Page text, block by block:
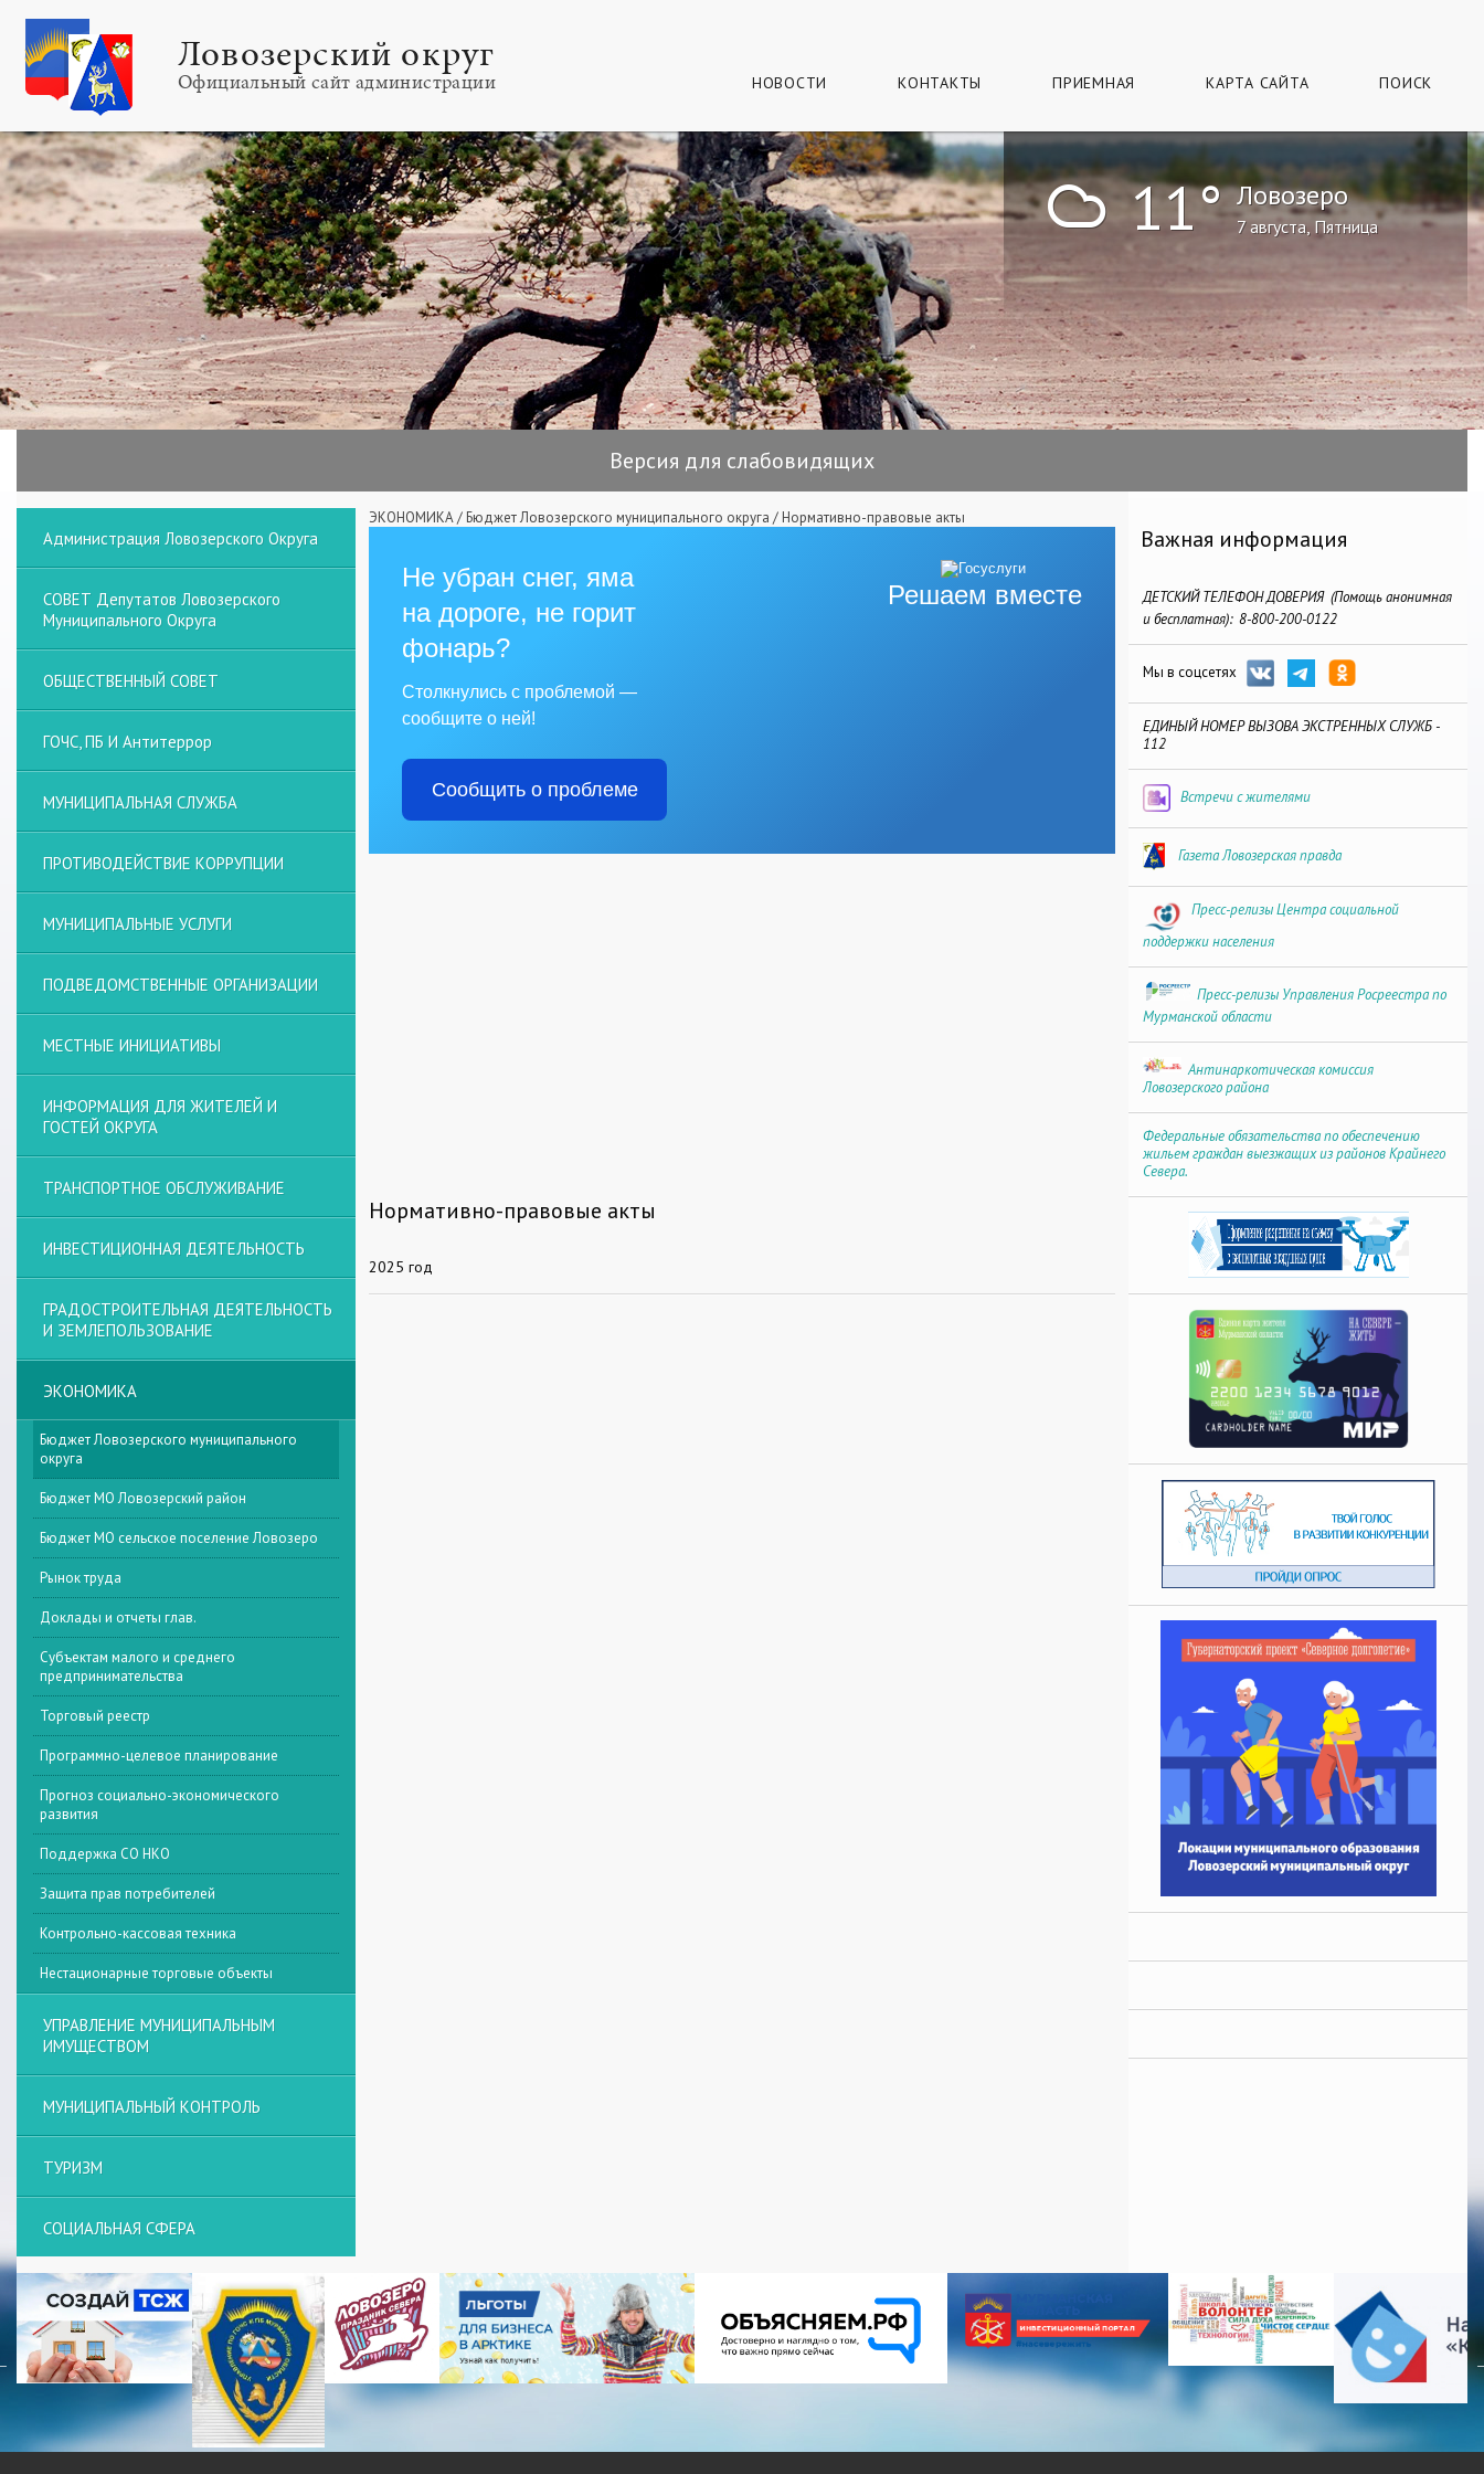
Ловозерский округ
Официальный сайт администрации НОВОСТИ КОНТАКТЫ ПРИЕМНАЯ КАРТА САЙТА ПОИСК
! 11° Ловозеро
7 августа, Пятница
Версия для слабовидящих
ЭКОНОМИКА/ Бюджет Ловозерского муниципального округа / Нормативно-правовые акты
Решаем вместе
Не убран снег, яма
на дороге, не горит
фонарь?
Столкнулись с проблемой —
сообщите о ней!
Сообщить о проблеме
Нормативно-правовые акты
2025 год
Администрация Ловозерского Округа
СОВЕТ Депутатов Ловозерского
Муниципального Округа
ОБЩЕСТВЕННЫЙ СОВЕТ
ГОЧС, ПБ И Антитеррор
МУНИЦИПАЛЬНАЯ СЛУЖБА
ПРОТИВОДЕЙСТВИЕ КОРРУПЦИИ
МУНИЦИПАЛЬНЫЕ УСЛУГИ
ПОДВЕДОМСТВЕННЫЕ ОРГАНИЗАЦИИ
МЕСТНЫЕ ИНИЦИАТИВЫ
ИНФОРМАЦИЯ ДЛЯ ЖИТЕЛЕЙ И
ГОСТЕЙ ОКРУГА
ТРАНСПОРТНОЕ ОБСЛУЖИВАНИЕ
ИНВЕСТИЦИОННАЯ ДЕЯТЕЛЬНОСТЬ
ГРАДОСТРОИТЕЛЬНАЯ ДЕЯТЕЛЬНОСТЬ
И ЗЕМЛЕПОЛЬЗОВАНИЕ
ЭКОНОМИКА
Бюджет Ловозерского муниципального
округа
Бюджет МО Ловозерский район
Бюджет МО сельское поселение Ловозеро
Рынок труда
Доклады и отчеты глав.
Субъектам малого и среднего
предпринимательства
Торговый реестр
Программно-целевое планирование
Прогноз социально-экономического
развития
Поддержка СО НКО
Защита прав потребителей
Контрольно-кассовая техника
Нестационарные торговые объекты
УПРАВЛЕНИЕ МУНИЦИПАЛЬНЫМ
ИМУЩЕСТВОМ
МУНИЦИПАЛЬНЫЙ КОНТРОЛЬ
ТУРИЗМ
СОЦИАЛЬНАЯ СФЕРА
Важная информация
ДЕТСКИЙ ТЕЛЕФОН ДОВЕРИЯ (Помощь анонимная
и бесплатная): 8-800-200-0122
Мы в соцсетях
ЕДИНЫЙ НОМЕР ВЫЗОВА ЭКСТРЕННЫХ СЛУЖБ -
112
Встречи с жителями
Газета Ловозерская правда
Пресс-релизы Центра социальной
поддержки населения
Пресс-релизы Управления Росреестра по
Мурманской области
Антинаркотическая комиссия
Ловозерского района
Федеральные обязательства по обеспечению
жильем граждан выезжащих из районов Крайнего
Севера.